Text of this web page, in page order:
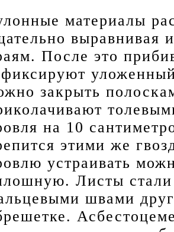
материалы
выравнивая
После это
закрыть
на 10
этими же
устраивать
Листы
швами